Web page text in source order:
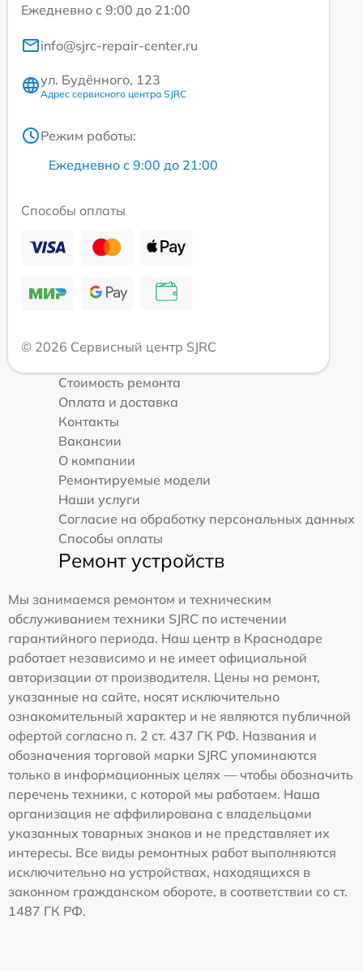
Ежедневно с 9:00 до 21:00
info@sjrc-repair-center.ru
ул. Будённого, 123
Адрес сервисного центра SJRC
Режим работы:
Ежедневно с 9:00 до 21:00
Способы оплаты
© 2026 Сервисный центр SJRC
Стоимость ремонта
Оплата и доставка
Контакты
Вакансии
О компании
Ремонтируемые модели
Наши услуги
Согласие на обработку персональных данных
Способы оплаты
Ремонт устройств
Мы занимаемся ремонтом и техническим
обслуживанием техники SJRC по истечении
гарантийного периода. Наш центр в Краснодаре
работает независимо и не имеет официальной
авторизации от производителя. Цены на ремонт,
указанные на сайте, носят исключительно
ознакомительный характер и не являются публичной
офертой согласно п. 2 ст. 437 ГК РФ. Названия и
обозначения торговой марки SJRC упоминаются
только в информационных целях — чтобы обозначить
перечень техники, с которой мы работаем. Наша
организация не аффилирована с владельцами
указанных товарных знаков и не представляет их
интересы. Все виды ремонтных работ выполняются
исключительно на устройствах, находящихся в
законном гражданском обороте, в соответствии со ст.
1487 ГК РФ.